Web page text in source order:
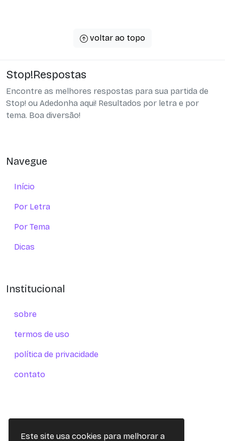
Este site usa cookies para melhorar a
voltar ao topo
Stop!Respostas
Encontre as melhores respostas para sua partida de
Stop! ou Adedonha aqui! Resultados por letra e por
tema. Boa diversão!
Navegue
Início
Por Letra
Por Tema
Dicas
Institucional
sobre
termos de uso
política de privacidade
contato